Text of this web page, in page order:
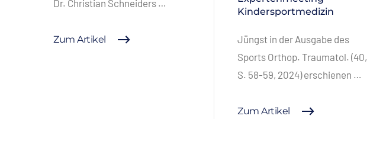
Dr. Christian Schneiders …
Zum Artikel
Kindersportmedizin
Jüngst in der Ausgabe des
Sports Orthop. Traumatol. (40,
S. 58-59, 2024) erschienen …
Zum Artikel